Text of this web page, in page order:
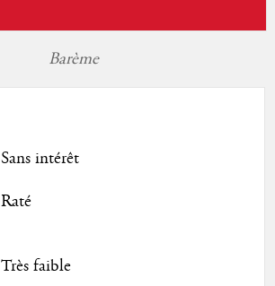
Barème
Sans intérêt
Raté
Très faible